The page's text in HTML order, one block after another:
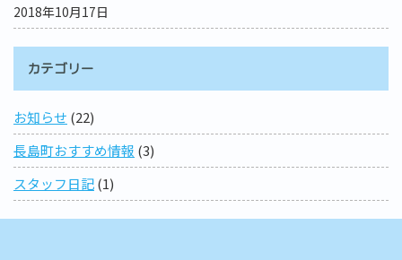
2018年10月17日
カテゴリー
お知らせ (22)
長島町おすすめ情報 (3)
スタッフ日記(1)